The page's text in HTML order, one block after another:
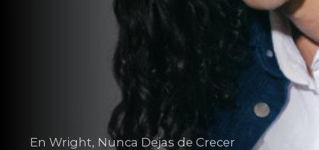
En Wright, Nunca Dejas de Crecer